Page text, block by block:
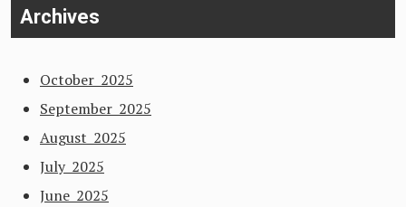
Archives
October 2025
September 2025
August 2025
July 2025
June 2025